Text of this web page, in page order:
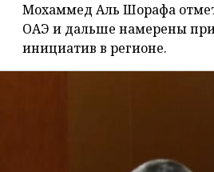
Мохаммед Аль Шорафа
ОАЭ и дальше намерены
инициатив в регионе.